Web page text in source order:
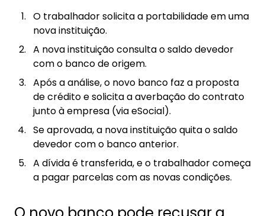
6. Dicas para aumentar as chances de
aprovação da portabilidade de empréstimo
6.1. Como organizar e revisar a
documentação antes de solicitar
6.2. Como saber o melhor banco para
aprovação de portabilidade de
empréstimo?
O trabalhador solicita a portabilidade em uma
nova instituição.
A nova instituição consulta o saldo devedor
com o banco de origem.
Após a análise, o novo banco faz a proposta
de crédito e solicita a averbação do contrato
junto à empresa (via eSocial).
Se aprovada, a nova instituição quita o saldo
devedor com o banco anterior.
A dívida é transferida, e o trabalhador começa
a pagar parcelas com as novas condições.